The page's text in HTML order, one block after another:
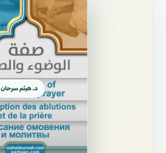
د. هيثم سرحان Arabic العربية